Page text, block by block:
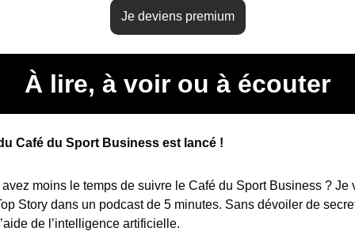
Je deviens premium
À lire, à voir ou à écouter
Café du Sport Business est lancé !
moins le temps de suivre le Café du Sport Business ? Je
Story dans un podcast de 5 minutes. Sans dévoiler de
de l’intelligence artificielle.